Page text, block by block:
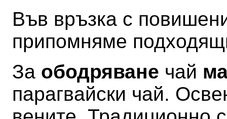
Във връзка с
припомняме
За ободряване чай
парагвайски чай.